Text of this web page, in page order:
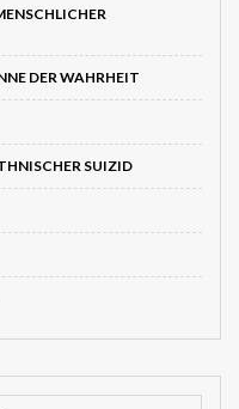
DER WAHRHEIT
SUIZID